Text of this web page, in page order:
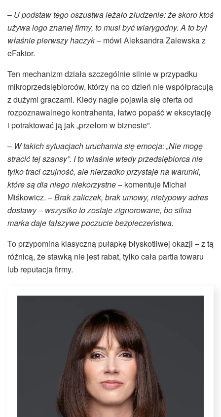
– U podstaw tego oszustwa leżało złudzenie: że skoro ktoś
używa logo znanej firmy, to musi być wiarygodny. A to był
właśnie pierwszy haczyk– mówi Aleksandra Zalewska z
eFaktor.
Ten mechanizm działa szczególnie silnie w przypadku
mikroprzedsiębiorców, którzy na co dzień nie współpracują
z dużymi graczami. Kiedy nagle pojawia się oferta od
rozpoznawalnego kontrahenta, łatwo popaść w ekscytację
i potraktować ją jak „przełom w biznesie”.
– W takich sytuacjach uruchamia się emocja: „Nie mogę
stracić tej szansy”. I to właśnie wtedy przedsiębiorca nie
tylko traci czujność, ale nierzadko przystaje na warunki,
które są dla niego niekorzystne– komentuje Michał
Miśkowicz. –Brak zaliczek, brak umowy, nietypowy adres
dostawy – wszystko to zostaje zignorowane, bo silna
marka daje fałszywe poczucie bezpieczeństwa.
To przypomina klasyczną pułapkę błyskotliwej okazji – z tą
różnicą, że stawką nie jest rabat, tylko cała partia towaru
lub reputacja firmy.